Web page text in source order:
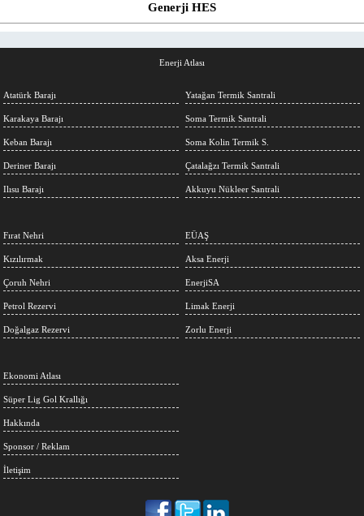
Generji HES
Enerji Atlası
Atatürk Barajı
Karakaya Barajı
Keban Barajı
Deriner Barajı
Ilısu Barajı
Yatağan Termik Santrali
Soma Termik Santrali
Soma Kolin Termik S.
Çatalağzı Termik Santrali
Akkuyu Nükleer Santrali
Fırat Nehri
Kızılırmak
Çoruh Nehri
Petrol Rezervi
Doğalgaz Rezervi
EÜAŞ
Aksa Enerji
EnerjiSA
Limak Enerji
Zorlu Enerji
Ekonomi Atlası
Süper Lig Gol Krallığı
Hakkında
Sponsor / Reklam
İletişim